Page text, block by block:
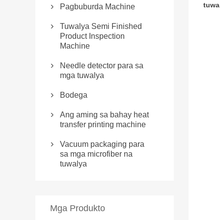
 Pagbuburda Machine

Tuwalya Semi Finished
Product Inspection
Machine

Needle detector para sa
mga tuwalya
 Bodega

Ang aming sa bahay heat
transfer printing machine

Vacuum packaging para
sa mga microfiber na
tuwalya
Mga Produkto